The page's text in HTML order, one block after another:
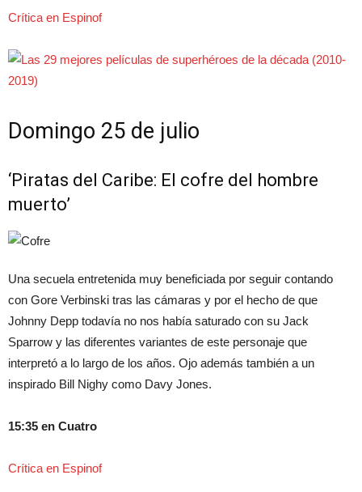
Crítica en Espinof
Domingo 25 de julio
‘Piratas del Caribe: El cofre del hombre
muerto’
Una secuela entretenida muy beneficiada por seguir contando
con Gore Verbinski tras las cámaras y por el hecho de que
Johnny Depp todavía no nos había saturado con su Jack
Sparrow y las diferentes variantes de este personaje que
interpretó a lo largo de los años. Ojo además también a un
inspirado Bill Nighy como Davy Jones.
15:35 en Cuatro
Crítica en Espinof